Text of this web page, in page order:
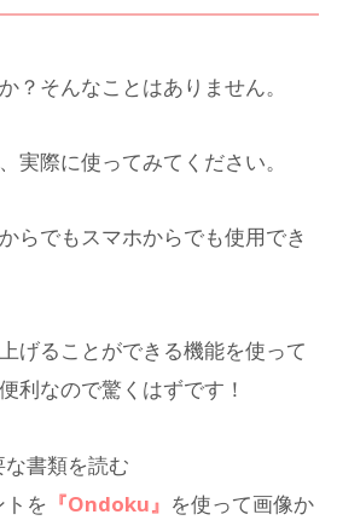
？そんなことはありません。
実際に使ってみてください。
らでもスマホからでも使用でき
げることができる機能を使って
利なので驚くはずです！
書類を読む
を 『Ondoku』 を使って画像か